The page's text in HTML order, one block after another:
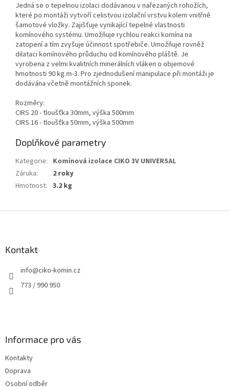
Jedná se o tepelnou izolaci dodávanou v nařezaných rohožích,
které po montáži vytvoří celistvou izolační vrstvu kolem vnitřné
šamotové vložky. Zajišťuje vynikající tepelné vlastnosti
komínového systému. Umožňuje rychlou reakci komína na
zatopení a tím zvyšuje účinnost spotřebiče. Umožňuje rovněž
dilataci komínového průduchu od komínového pláště. Je
vyrobena z velmi kvalitních minerálních vláken o objemové
hmotnosti 90 kg.m-3. Pro zjednodušení manipulace při montáži je
dodávána včetně montážních sponek.
Rozměry:
CIRS 20 - tloušťka 30mm, výška 500mm
CIRS 16 - tloušťka 50mm, výška 500mm
Doplňkové parametry
Kategorie: Komínová izolace CIKO 3V UNIVERSAL
Záruka:
2 roky
Hmotnost: 3.2 kg
Kontakt
info@ciko-komin.cz
773 / 990 950
Informace pro vás
Kontakty
Doprava
Osobní odběr